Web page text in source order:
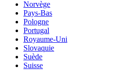
Norvège
Pays-Bas
Pologne
Portugal
Royaume-Uni
Slovaquie
Suède
Suisse